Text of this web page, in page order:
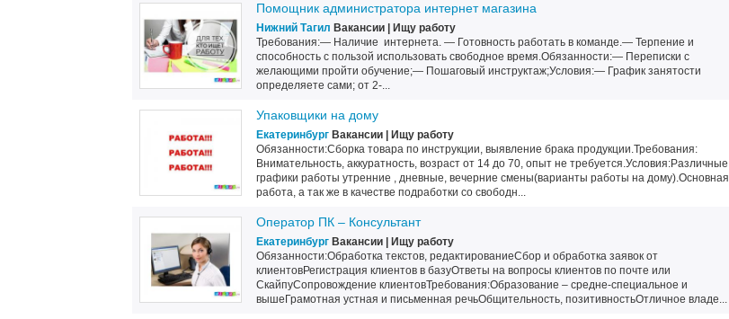
Помощник администратора интернет магазина
Нижний Тагил Вакансии | Ищу работу
Требования:— Наличие интернета. — Готовность работать в команде.— Терпение и
способность с пользой использовать свободное время.Обязанности:— Переписки с
желающими пройти обучение;— Пошаговый инструктаж;Условия:— График занятости
определяете сами; от 2-...
Упаковщики на дому
Екатеринбург Вакансии | Ищу работу
Обязанности:Сборка товара по инструкции, выявление брака продукции.Требования:
Внимательность, аккуратность, возраст от 14 до 70, опыт не требуется.Условия:Различные
графики работы утренние , дневные, вечерние смены(варианты работы на дому).Основная
работа, а так же в качестве подработки со свободн...
Оператор ПК – Консультант
Екатеринбург Вакансии | Ищу работу
Обязанности:Обработка текстов, редактированиеСбор и обработка заявок от
клиентовРегистрация клиентов в базуОтветы на вопросы клиентов по почте или
СкайпуСопровождение клиентовТребования:Образование – средне-специальное и
вышеГрамотная устная и письменная речьОбщительность, позитивностьОтличное владе...